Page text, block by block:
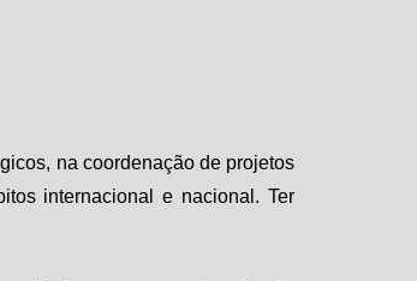
na coordenação de projetos
internacional e nacional. Ter